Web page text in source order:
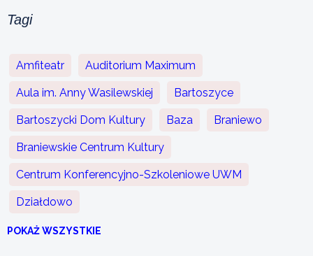
Tagi
Amfiteatr Auditorium Maximum
Aula im. Anny Wasilewskiej Bartoszyce
Bartoszycki Dom Kultury Baza Braniewo
Braniewskie Centrum Kultury
Centrum Konferencyjno-Szkoleniowe UWM
Działdowo
POKAŻ WSZYSTKIE